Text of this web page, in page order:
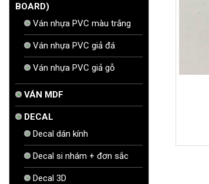
BOARD)
Ván nhựa PVC màu trắng
Ván nhựa PVC giả đá
Ván nhựa PVC giả gỗ
VÁN MDF
DECAL
Decal dán kính
Decal si nhám + đơn sắc
Decal 3D